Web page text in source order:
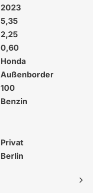
2023
5,35
2,25
0,60
Honda
Außenborder
100
Benzin
Privat
Berlin